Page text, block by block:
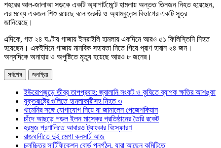
শহরের আল-জালাআ সড়কে একটি অ্যাপার্টমেন্টে হামলায় অন্তত তিনজন নিহত হয়েছেন,
এর মধ্যে একজন শিশু রয়েছে বলে জরুরি ও অ্যাম্বুলেন্স বিভাগের একটি সূত্র
জানিয়েছে।
এদিকে, গত ২৪ ঘণ্টায় গাজায় ইসরাইলি হামলায় একদিনে আরও ৫১ ফিলিস্তিনি নিহত
হয়েছেন। একইদিনে গাজায় মানবিক সহায়তা নিতে গিয়ে প্রাণ হারান ২৪ জন।
অন্যদিকে অনাহার ও অপুষ্টিতে মৃত্যু হয়েছে আরও ৮ জনের।
সর্বশেষ জনপ্রিয়
ইউরোপজুড়ে তীব্র তাপপ্রবাহ: জ্বালানি সংকট ও কৃষিতে ব্যাপক ক্ষতির আশঙ্কা
যুক্তরাষ্ট্রে গুলিতে হামলাকারীসহ নিহত ৩
খামেনির সঙ্গে যোগাযোগ নিয়ে যা জানালেন পেজেশকিয়ান
চাঁদে আছড়ে পড়ল ইলন মাস্কের প্রতিষ্ঠানের তৈরি রকেট
হরমুজ প্রণালিতে আবারও ট্যাংকার বিস্ফোরণ
রাজধানীতে দুই মেগা কনসার্ট আজ
চলচ্চিত্র সার্টিফিকেশন বোর্ড পুনর্গঠন, যারা আছেন কমিটিতে